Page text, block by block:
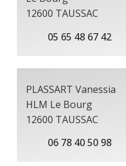
12600 TAUSSAC
05 65 48 67 42
PLASSART Vanessia
HLM Le Bourg
12600 TAUSSAC
06 78 40 50 98